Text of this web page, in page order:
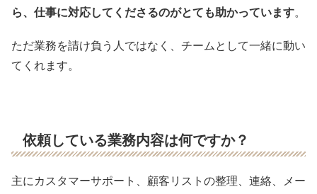
ら、仕事に対応してくださるのがとても助かっています。
ただ業務を請け負う人ではなく、チームとして一緒に動い
てくれます。
依頼している業務内容は何ですか？
主にカスタマーサポート、顧客リストの整理、連絡、メー